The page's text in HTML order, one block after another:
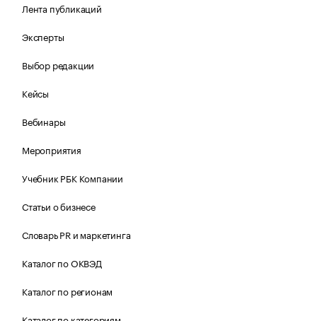
Лента публикаций
Эксперты
Выбор редакции
Кейсы
Вебинары
Мероприятия
Учебник РБК Компании
Статьи о бизнесе
Словарь PR и маркетинга
Каталог по ОКВЭД
Каталог по регионам